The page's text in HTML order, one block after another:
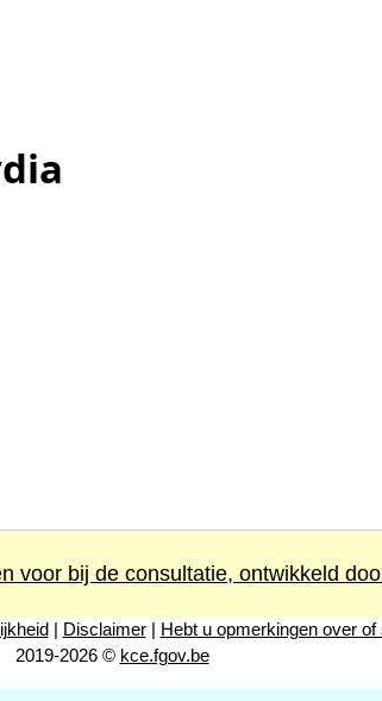
voor bij de consultatie, ontwikkeld
| Disclaimer| Hebt u opmerkingen over
2019-2026 © kce.fgov.be